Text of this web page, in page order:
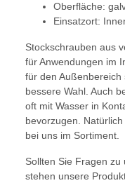
Oberfläche:
Einsatzort:
Stockschrauben aus
für Anwendungen im
für den Außenbereich
bessere Wahl. Auch
oft mit Wasser in
bevorzugen.
bei uns im Sortiment.
Sollten Sie Fragen
stehen unsere